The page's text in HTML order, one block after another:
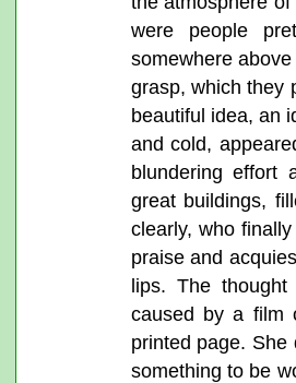
were people
somewhere
grasp, which they
beautiful idea, an
and cold,
blundering effort
great buildings,
clearly, who
praise and
lips. The
caused by a film
printed page.
something to be